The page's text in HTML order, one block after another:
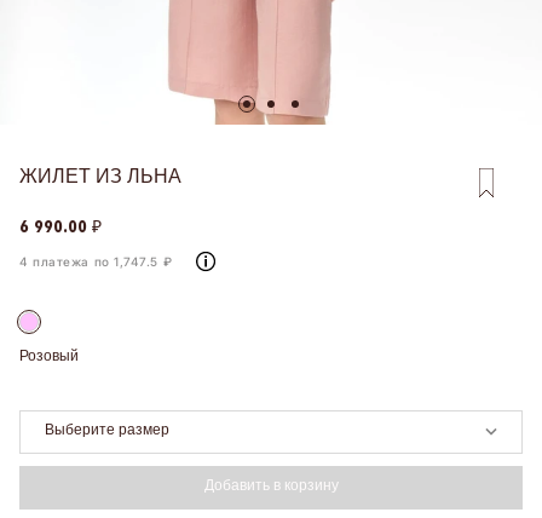
ЖИЛЕТ ИЗ ЛЬНА
6 990.00 ₽
4 платежа по 1,747.5 ₽
Розовый
Выберите размер
Добавить в корзину